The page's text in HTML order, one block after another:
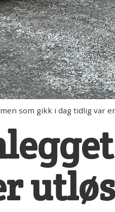
som gikk i dag tidlig var